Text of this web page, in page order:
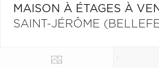
MAISON À ÉTAGES À
SAINT-JÉRÔME